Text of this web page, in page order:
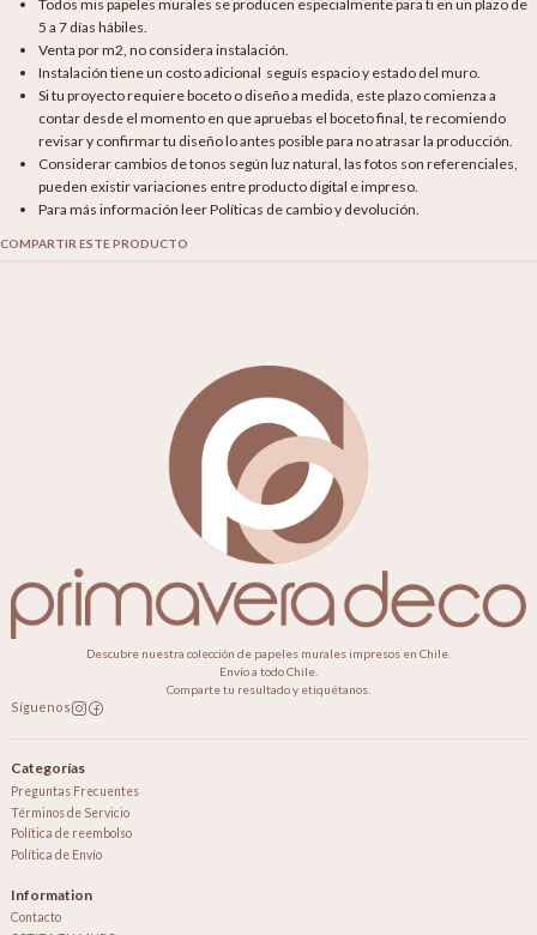
Todos mis papeles murales se producen especialmente para ti en un plazo de
5 a 7 días hábiles.
Venta por m2, no considera instalación.
Instalación tiene un costo adicional seguís espacio y estado del muro.
Si tu proyecto requiere boceto o diseño a medida, este plazo comienza a
contar desde el momento en que apruebas el boceto final, te recomiendo
revisar y confirmar tu diseño lo antes posible para no atrasar la producción.
Considerar cambios de tonos según luz natural, las fotos son referenciales,
pueden existir variaciones entre producto digital e impreso.
Para más información leer Políticas de cambio y devolución.
COMPARTIR ESTE PRODUCTO
Descubre nuestra colección de papeles murales impresos en Chile.
Envío a todo Chile.
Comparte tu resultado y etiquétanos.
Síguenos
Categorías
Preguntas Frecuentes
Términos de Servicio
Política de reembolso
Política de Envío
Information
Contacto